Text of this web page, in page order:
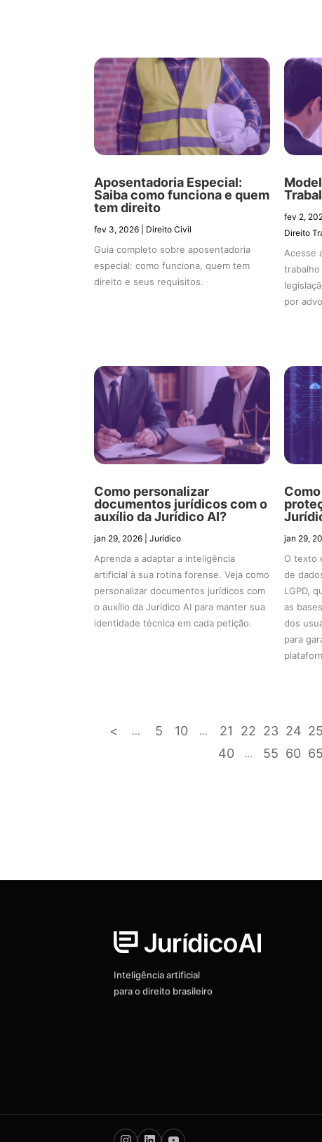
Aposentadoria Especial:
Saiba como funciona e quem
tem direito
fev 3, 2026 Direito Civil
Guia completo sobre aposentadoria
especial: como funciona, quem tem
direito e seus requisitos.
fev 2,
Direito
Acesse
por
Como personalizar
documentos jurídicos com o
auxílio da Jurídico AI?
jan 29, 2026 |Jurídico
Aprenda a adaptar a inteligência
artificial à sua rotina forense. Veja como
personalizar documentos jurídicos com
o auxílio da Jurídico AI para manter sua
identidade técnica em cada petição.
jan 29,
O texto
de
LGPD,
as
dos
para
< ... 5 10 ... 21 22 23 24 25
40
... 55 60 65
Inteligência artificial
para o direito brasileiro